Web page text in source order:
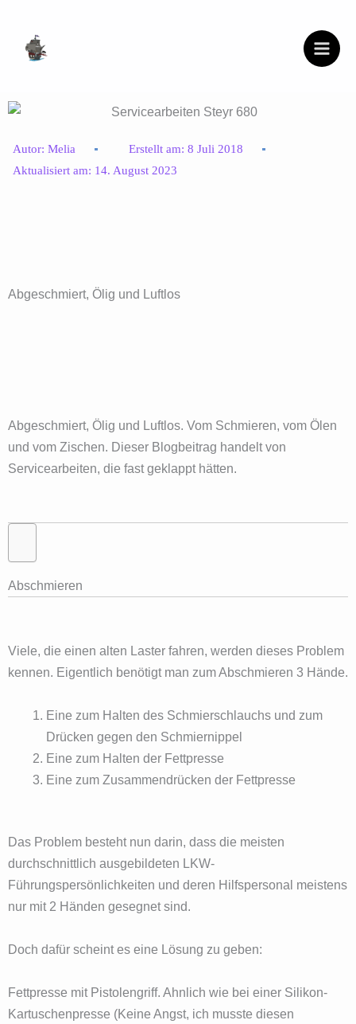
springen
Autor: Melia Erstellt am: 8 Juli 2018
Aktualisiert am: 14. August 2023
Abgeschmiert, Ölig und Luftlos
Abgeschmiert, Ölig und Luftlos. Vom Schmieren, vom Ölen
und vom Zischen. Dieser Blogbeitrag handelt von
Servicearbeiten, die fast geklappt hätten.
Abschmieren
Viele, die einen alten Laster fahren, werden dieses Problem
kennen. Eigentlich benötigt man zum Abschmieren 3 Hände.
Eine zum Halten des Schmierschlauchs und zum
Drücken gegen den Schmiernippel
Eine zum Halten der Fettpresse
Eine zum Zusammendrücken der Fettpresse
Das Problem besteht nun darin, dass die meisten
durchschnittlich ausgebildeten LKW-
Führungspersönlichkeiten und deren Hilfspersonal meistens
nur mit 2 Händen gesegnet sind.
Doch dafür scheint es eine Lösung zu geben:
Fettpresse mit Pistolengriff. Ahnlich wie bei einer Silikon-
Kartuschenpresse (Keine Angst, ich musste diesen